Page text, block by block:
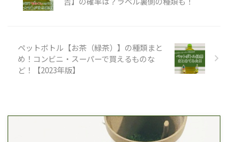
ペットボトル【お茶（緑茶）】の種類まと
め！コンビニ・スーパーで買えるものな
ど！【2023年版】